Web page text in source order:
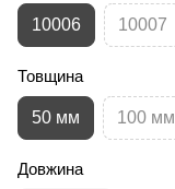
10006 10007
Товщина
50 мм 100 мм
Довжина